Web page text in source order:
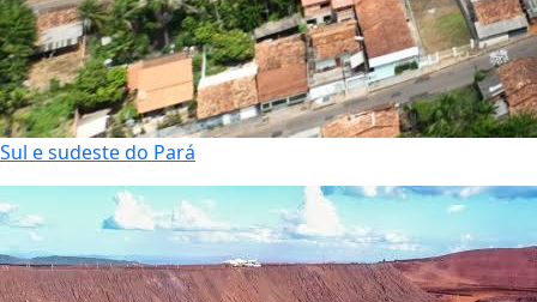
Sul e sudeste do Pará